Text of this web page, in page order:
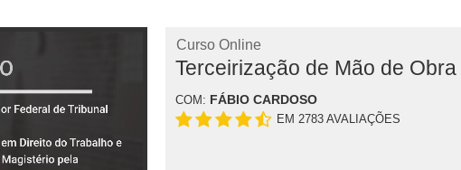
Curso Online
Terceirização de Mão de Obra
COM: FÁBIO CARDOSO
EM 2783 AVALIAÇÕES